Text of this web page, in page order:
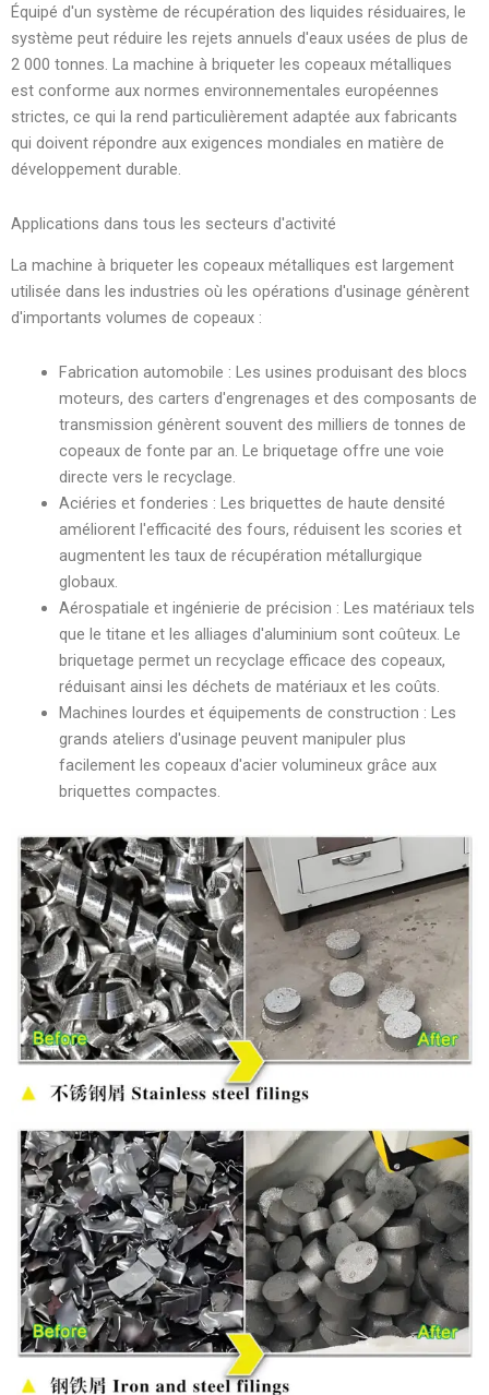
Équipé d'un système de récupération des liquides résiduaires, le
système peut réduire les rejets annuels d'eaux usées de plus de
2 000 tonnes. La machine à briqueter les copeaux métalliques
est conforme aux normes environnementales européennes
strictes, ce qui la rend particulièrement adaptée aux fabricants
qui doivent répondre aux exigences mondiales en matière de
développement durable.
Applications dans tous les secteurs d'activité
La machine à briqueter les copeaux métalliques est largement
utilisée dans les industries où les opérations d'usinage génèrent
d'importants volumes de copeaux :
Fabrication automobile : Les usines produisant des blocs
moteurs, des carters d'engrenages et des composants de
transmission génèrent souvent des milliers de tonnes de
copeaux de fonte par an. Le briquetage offre une voie
directe vers le recyclage.
Aciéries et fonderies : Les briquettes de haute densité
améliorent l'efficacité des fours, réduisent les scories et
augmentent les taux de récupération métallurgique
globaux.
Aérospatiale et ingénierie de précision : Les matériaux tels
que le titane et les alliages d'aluminium sont coûteux. Le
briquetage permet un recyclage efficace des copeaux,
réduisant ainsi les déchets de matériaux et les coûts.
Machines lourdes et équipements de construction : Les
grands ateliers d'usinage peuvent manipuler plus
facilement les copeaux d'acier volumineux grâce aux
briquettes compactes.